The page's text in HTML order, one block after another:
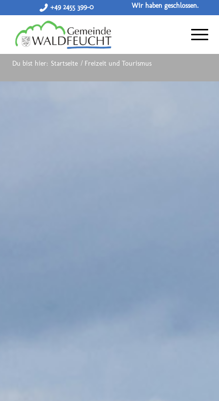
+49 2455 399-0 Wir haben geschlossen.
Du bist hier: Startseite / Freizeit und Tourismus